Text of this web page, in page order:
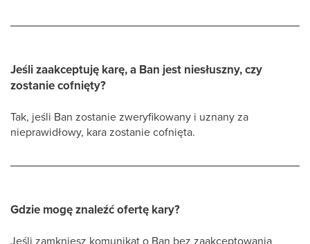
Jeśli zaakceptuję karę, a Ban jest niesłuszny, czy
zostanie cofnięty?
Tak, jeśli Ban zostanie zweryfikowany i uznany za
nieprawidłowy, kara zostanie cofnięta.
Gdzie mogę znaleźć ofertę kary?
Jeśli zamkniesz komunikat o Ban bez zaakceptowania